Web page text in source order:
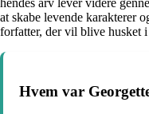
hendes arv lever videre
at skabe levende karakterer
forfatter, der vil blive husket
Hvem var